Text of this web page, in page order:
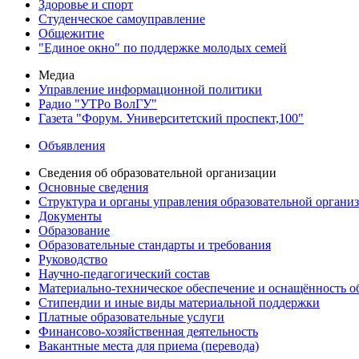
Здоровье и спорт
Студенческое самоуправление
Общежитие
"Единое окно" по поддержке молодых семей
Медиа
Управление информационной политики
Радио "УТРо ВолГУ"
Газета "Форум. Университетский проспект,100"
Объявления
Сведения об образовательной организации
Основные сведения
Структура и органы управления образовательной
Документы
Образование
Образовательные стандарты и требования
Руководство
Научно-педагогический состав
Материально-техническое обеспечение и оснащённость
Стипендии и иные виды материальной поддержки
Платные образовательные услуги
Финансово-хозяйственная деятельность
Вакантные места для приема (перевода)